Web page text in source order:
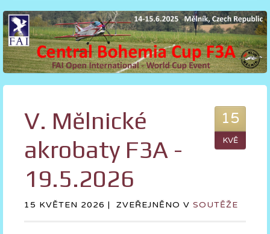
15
KVĚ
V. Mělnické
akrobaty F3A -
19.5.2026
15 KVĚTEN 2026 | ZVEŘEJNĚNO V SOUTĚŽE